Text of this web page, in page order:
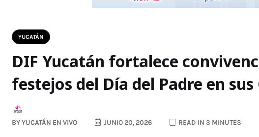
YUCATÁN
DIF Yucatán fortalece
festejos del Día del Padre en sus
BYYUCATÁN EN VIVO JUNIO 20, 2026 READ IN 3 MINUTES